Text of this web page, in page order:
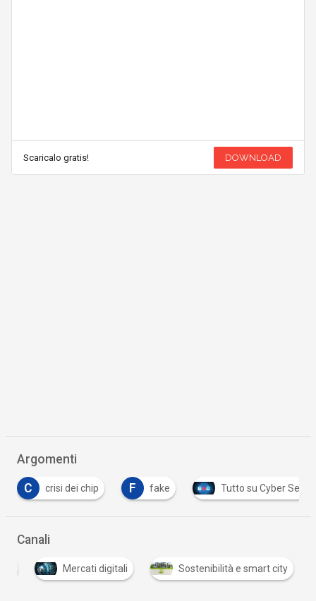
Scaricalo gratis! DOWNLOAD
Argomenti
crisi dei chip F fake Tutto su Cyber Security
Canali
Mercati digitali Sostenibilità e smart city